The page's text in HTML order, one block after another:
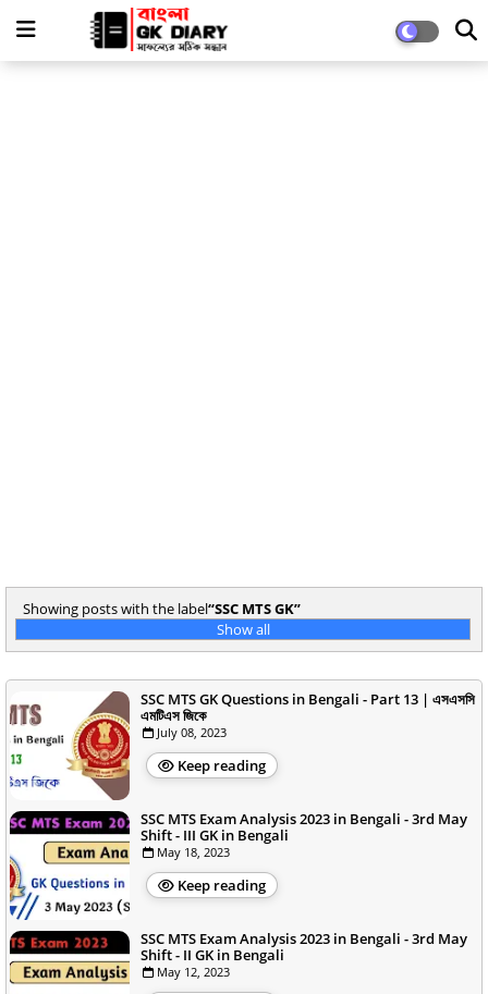
Showing posts with the label SSC MTS GK
Show all
SSC MTS GK Questions in Bengali - Part 13 | এসএসসি
এমটিএস জিকে
July 08, 2023
Keep reading
SSC MTS Exam Analysis 2023 in Bengali - 3rd May
Shift - III GK in Bengali
May 18, 2023
Keep reading
SSC MTS Exam Analysis 2023 in Bengali - 3rd May
Shift - II GK in Bengali
May 12, 2023